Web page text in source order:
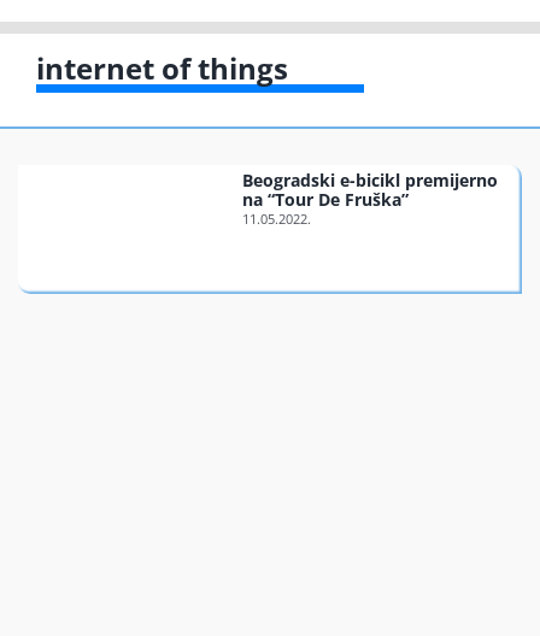
Gde
Zelena
internet of things
Beogradski e-bicikl premijerno
na “Tour De Fruška”